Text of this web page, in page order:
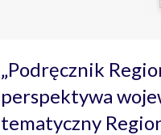
„Podręcznik
perspektywa
tematyczny